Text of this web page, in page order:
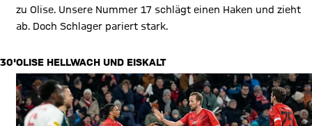
zu Olise. Unsere Nummer 17 schlägt einen Haken und zieht
ab. Doch Schlager pariert stark.
30'OLISE HELLWACH UND EISKALT